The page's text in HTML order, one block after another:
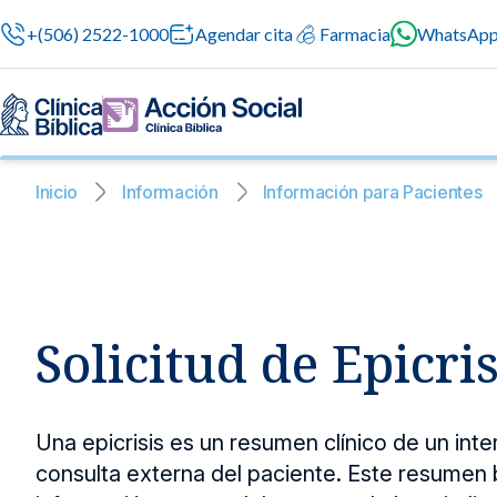
+(506) 2522-1000 Agendar cita Farmacia
Centros de Excelencia
en cada etapa
Cuidado integral
Servicios 24/7
Servicios Especializados
atención
Cirugía
Medicina
Chequeos
Sobre nosotros
Investigación, Innovación y Docencia
Inicio Información Información para Pacientes
Solicitud de
Una epicrisis es un resumen clínico de un
consulta externa del paciente. Este resumen